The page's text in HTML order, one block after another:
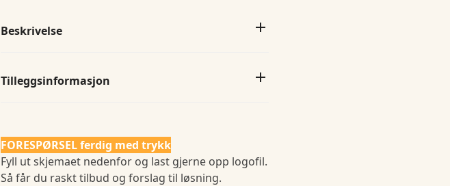
Beskrivelse
Tilleggsinformasjon
FORESPØRSEL ferdig med trykk
Fyll ut skjemaet nedenfor og last gjerne opp logofil.
Så får du raskt tilbud og forslag til løsning.